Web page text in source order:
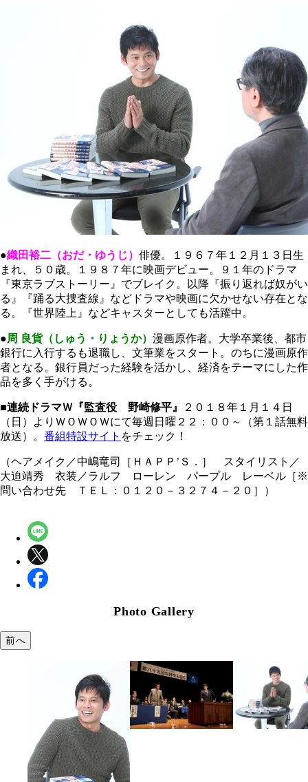
●織田裕二（おだ・ゆうじ） 俳優。１９６７年１２月１３日生
まれ、５０歳。１９８７年に映画デビュー。９１年のドラマ
『東京ラブストーリー』でブレイク。以降『振り返れば奴がい
る』『踊る大捜査線』などドラマや映画に欠かせない存在とな
る。『世界陸上』などキャスターとしても活躍中。
●周 良貨（しゅう・りょうか） 漫画原作者。大学卒業後、都市
銀行に入行するも退職し、文筆業をスタート。のちに漫画原作
者となる。銀行員だった経験を活かし、経済をテーマにした作
品を多く手がける。
■連続ドラマＷ『監査役 野崎修平』
２０１８年１月１４日
（日）よりＷＯＷＯＷにて毎週日曜２２：００～（第１話無料
放送）。 番組特設サイト をチェック！
（ヘアメイク／中嶋竜司［ＨＡＰＰ’Ｓ．］ スタイリスト／
大迫靖秀 衣装／ラルフ ローレン パープル レーベル［※
問い合わせ先 ＴＥＬ：０１２０－３２７４－２０］）
Photo Gallery
前へ